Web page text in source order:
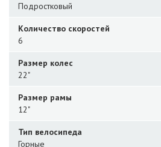
Подростковый
Количество скоростей
6
Размер колес
22"
Размер рамы
12"
Тип велосипеда
Горные